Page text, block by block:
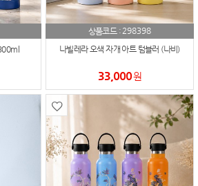
상품코드 :298398
나빌레라 오색 자개 아트 텀블러 (나비)
33,000원